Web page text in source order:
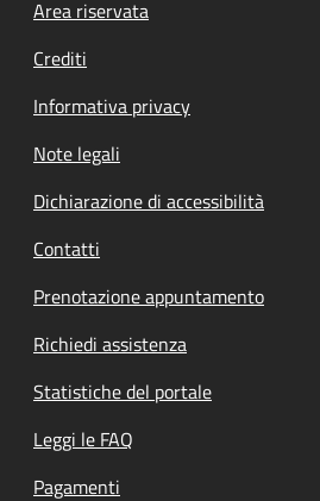
Footer menu
Area riservata
Crediti
Informativa privacy
Note legali
Dichiarazione di accessibilità
Contatti
Prenotazione appuntamento
Richiedi assistenza
Statistiche del portale
Leggi le FAQ
Pagamenti